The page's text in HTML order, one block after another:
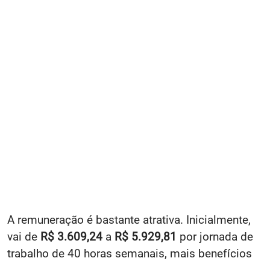
A remuneração é bastante atrativa. Inicialmente,
vai de R$ 3.609,24 a R$ 5.929,81 por jornada de
trabalho de 40 horas semanais, mais benefícios